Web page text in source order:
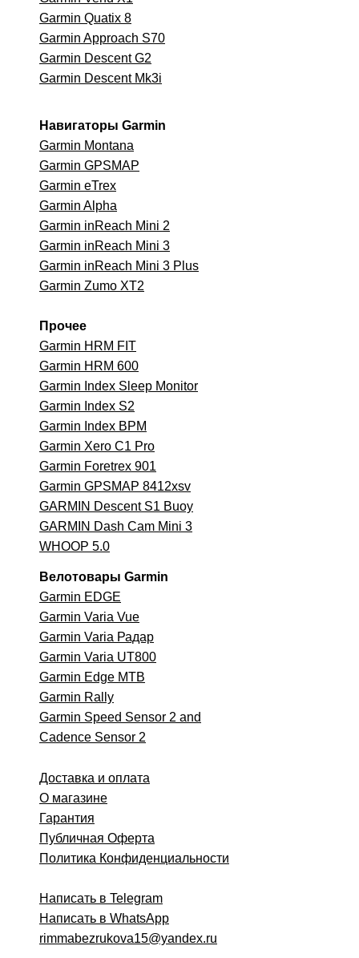
Доставка и оплата
О магазине
Гарантия
Публичная Оферта
Политика Конфиденциальности
Написать в Telegram
Написать в WhatsApp
rimmabezrukova15@yandex.ru
Garmin Quatix 8
Garmin Approach S70
Garmin Descent G2
Garmin Descent Mk3i
Навигаторы Garmin
Garmin Montana
Garmin GPSMAP
Garmin eTrex
Garmin Alpha
Garmin inReach Mini 2
Garmin inReach Mini 3
Garmin inReach Mini 3 Plus
Garmin Zumo XT2
Прочее
Garmin HRM FIT
Garmin HRM 600
Garmin Index Sleep Monitor
Garmin Index S2
Garmin Index BPM
Garmin Xero C1 Pro
Garmin Foretrex 901
Garmin GPSMAP 8412xsv
GARMIN Descent S1 Buoy
GARMIN Dash Cam Mini 3
WHOOP 5.0
Велотовары Garmin
Garmin EDGE
Garmin Varia Vue
Garmin Varia Радар
Garmin Varia UT800
Garmin Edge MTB
Garmin Rally
Garmin Speed Sensor 2 and
Cadence Sensor 2